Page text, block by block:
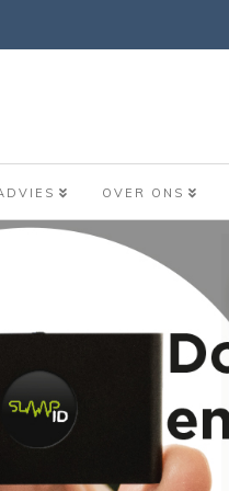
OVER ONS